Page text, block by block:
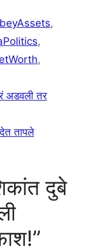
,
,
,
अडवली तर
तापले
दुबे